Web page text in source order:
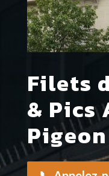
Filets
& Pics